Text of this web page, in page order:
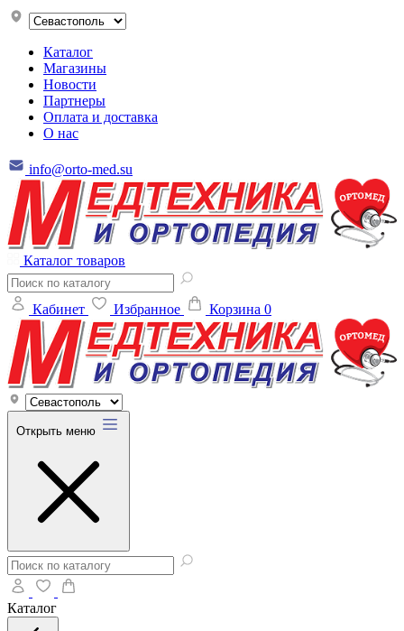
Каталог
Магазины
Новости
Партнеры
Оплата и доставка
О нас
info@orto-med.su
Каталог товаров
Кабинет Избранное Корзина 0
Открыть меню
Каталог